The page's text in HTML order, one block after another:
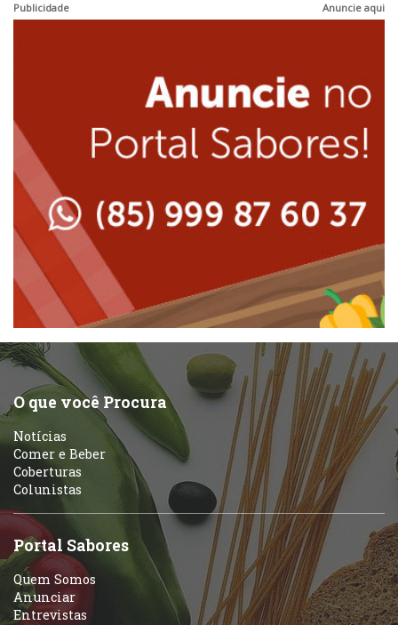
Japonesa e Oriental
Lanchonetes
Massas
Peixes e Frutos do Mar
Pizzarias
Portuguesa
Self-service
Sobremesas e sorvetes
Peixes e Frutos do Mar
Pizzarias
Portuguesa
Sobremesas e sorvetes
Variados
Publicidade Anuncie aqui
O que você Procura
Notícias
Comer e Beber
Coberturas
Colunistas
Portal Sabores
Quem Somos
Anunciar
Entrevistas